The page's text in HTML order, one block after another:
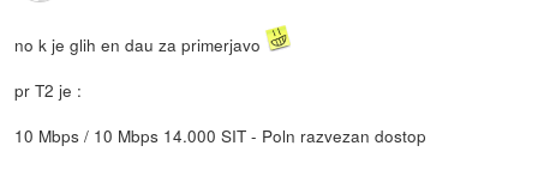
no k je glih en dau za primerjavo
pr T2 je :
10 Mbps / 10 Mbps 14.000 SIT - Poln razvezan dostop